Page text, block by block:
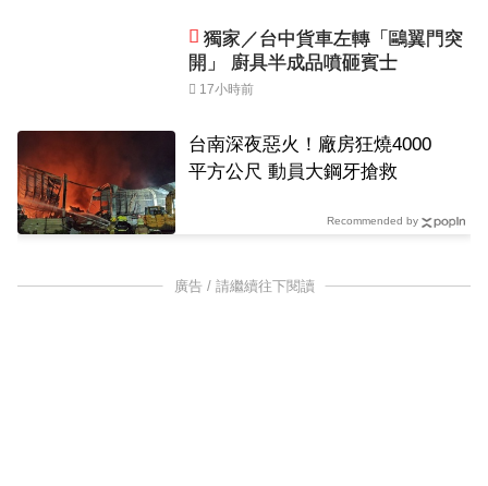
獨家／台中貨車左轉「鷗翼門突
開」 廚具半成品噴砸賓士
17小時前
台南深夜惡火！廠房狂燒4000
平方公尺 動員大鋼牙搶救
Recommended by
廣告 / 請繼續往下閱讀